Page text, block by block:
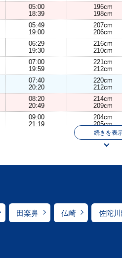
05:00
18:39
196cm
198cm
05:49
19:00
207cm
206cm
06:29
19:30
216cm
210cm
07:00
19:59
221cm
212cm
07:40
20:20
220cm
212cm
08:20
20:49
214cm
209cm
09:00
21:19
204cm
205cm
続きを表
田楽鼻 仏崎 佐陀